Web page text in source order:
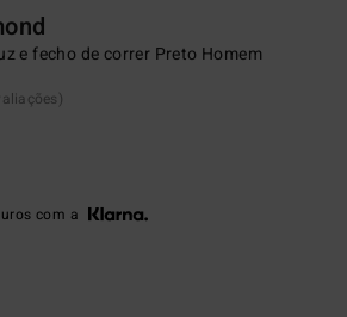
e fecho de correr Preto Homem
com a